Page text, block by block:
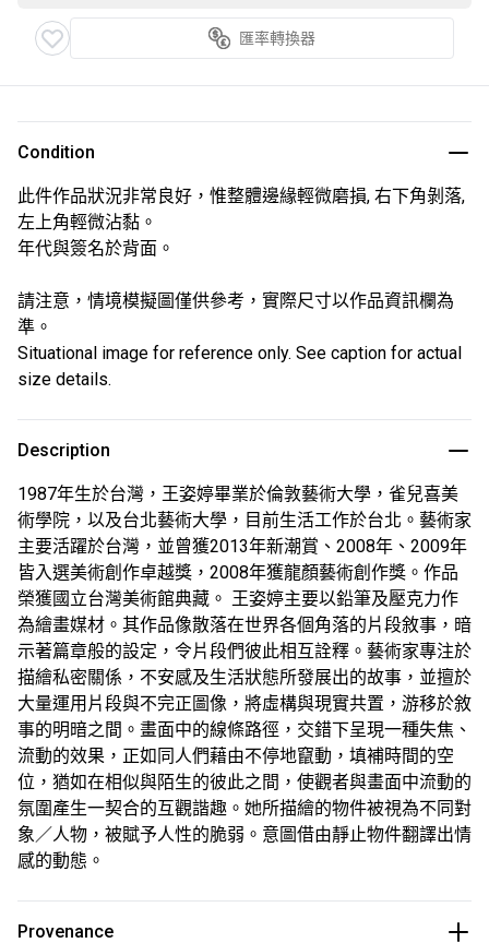
匯率轉換器
Condition
此件作品狀況非常良好，惟整體邊緣輕微磨損, 右下角剝落,
左上角輕微沾黏。
年代與簽名於背面。
請注意，情境模擬圖僅供參考，實際尺寸以作品資訊欄為
準。
Situational image for reference only. See caption for actual
size details.
Description
1987年生於台灣，王姿婷畢業於倫敦藝術大學，雀兒喜美
術學院，以及台北藝術大學，目前生活工作於台北。藝術家
主要活躍於台灣，並曾獲2013年新潮賞、2008年、2009年
皆入選美術創作卓越獎，2008年獲龍顏藝術創作獎。作品
榮獲國立台灣美術館典藏。 王姿婷主要以鉛筆及壓克力作
為繪畫媒材。其作品像散落在世界各個角落的片段敘事，暗
示著篇章般的設定，令片段們彼此相互詮釋。藝術家專注於
描繪私密關係，不安感及生活狀態所發展出的故事，並擅於
大量運用片段與不完正圖像，將虛構與現實共置，游移於敘
事的明暗之間。畫面中的線條路徑，交錯下呈現一種失焦、
流動的效果，正如同人們藉由不停地竄動，填補時間的空
位，猶如在相似與陌生的彼此之間，使觀者與畫面中流動的
氛圍產生一契合的互觀諧趣。她所描繪的物件被視為不同對
象／人物，被賦予人性的脆弱。意圖借由靜止物件翻譯出情
感的動態。
Provenance